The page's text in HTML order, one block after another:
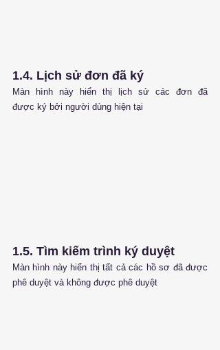
1.4. Lịch sử đơn đã ký
Màn hình này hiển thị lịch sử các đơn đã
được ký bởi người dùng hiện tại
1.5. Tìm kiếm trình ký duyệt
Màn hình này hiển thị tất cả các hồ sơ đã được
phê duyệt và không được phê duyệt